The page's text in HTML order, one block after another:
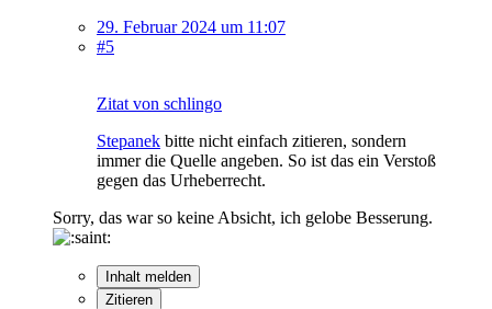
29. Februar 2024 um 11:07
#5
Zitat von schlingo
Stepanek bitte nicht einfach zitieren, sondern
immer die Quelle angeben. So ist das ein Verstoß
gegen das Urheberrecht.
Sorry, das war so keine Absicht, ich gelobe Besserung.
Inhalt melden
Zitieren